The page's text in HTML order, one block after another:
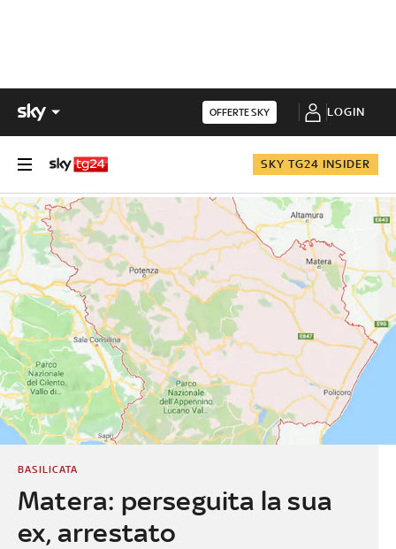
OFFERTE SKY LOGIN
SKY TG24 INSIDER
Matera: perseguita la sua
ex, arrestato
BASILICATA